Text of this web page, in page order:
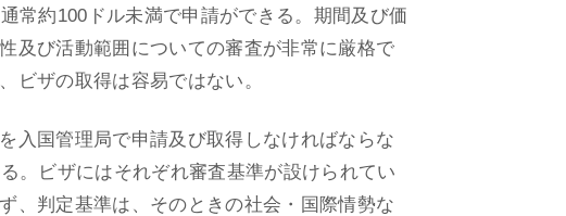
常約100ドル未満で申請ができる。期間及び価
及び活動範囲についての審査が非常に厳格で
ビザの取得は容易ではない。
入国管理局で申請及び取得しなければならな
。ビザにはそれぞれ審査基準が設けられてい
、判定基準は、そのときの社会・国際情勢な